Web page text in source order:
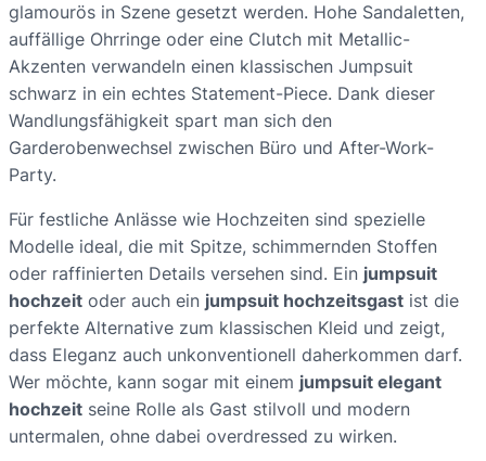
glamourös in Szene gesetzt werden. Hohe Sandaletten,
auffällige Ohrringe oder eine Clutch mit Metallic-
Akzenten verwandeln einen klassischen Jumpsuit
schwarz in ein echtes Statement-Piece. Dank dieser
Wandlungsfähigkeit spart man sich den
Garderobenwechsel zwischen Büro und After-Work-
Party.
Für festliche Anlässe wie Hochzeiten sind spezielle
Modelle ideal, die mit Spitze, schimmernden Stoffen
oder raffinierten Details versehen sind. Ein jumpsuit
hochzeit oder auch ein jumpsuit hochzeitsgast ist die
perfekte Alternative zum klassischen Kleid und zeigt,
dass Eleganz auch unkonventionell daherkommen darf.
Wer möchte, kann sogar mit einem jumpsuit elegant
hochzeit seine Rolle als Gast stilvoll und modern
untermalen, ohne dabei overdressed zu wirken.